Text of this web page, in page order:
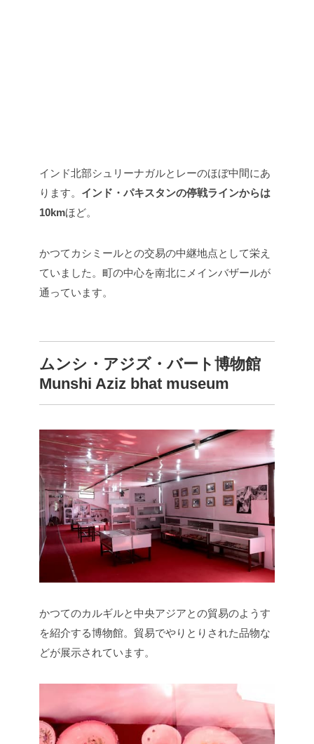
インド北部シュリーナガルとレーのほぼ中間にあ
ります。 インド・パキスタンの停戦ラインからは
10kmほど。
かつてカシミールとの交易の中継地点として栄え
ていました。町の中心を南北にメインバザールが
通っています。
ムンシ・アジズ・バート博物館
Munshi Aziz bhat museum
かつてのカルギルと中央アジアとの貿易のようす
を紹介する博物館。貿易でやりとりされた品物な
どが展示されています。